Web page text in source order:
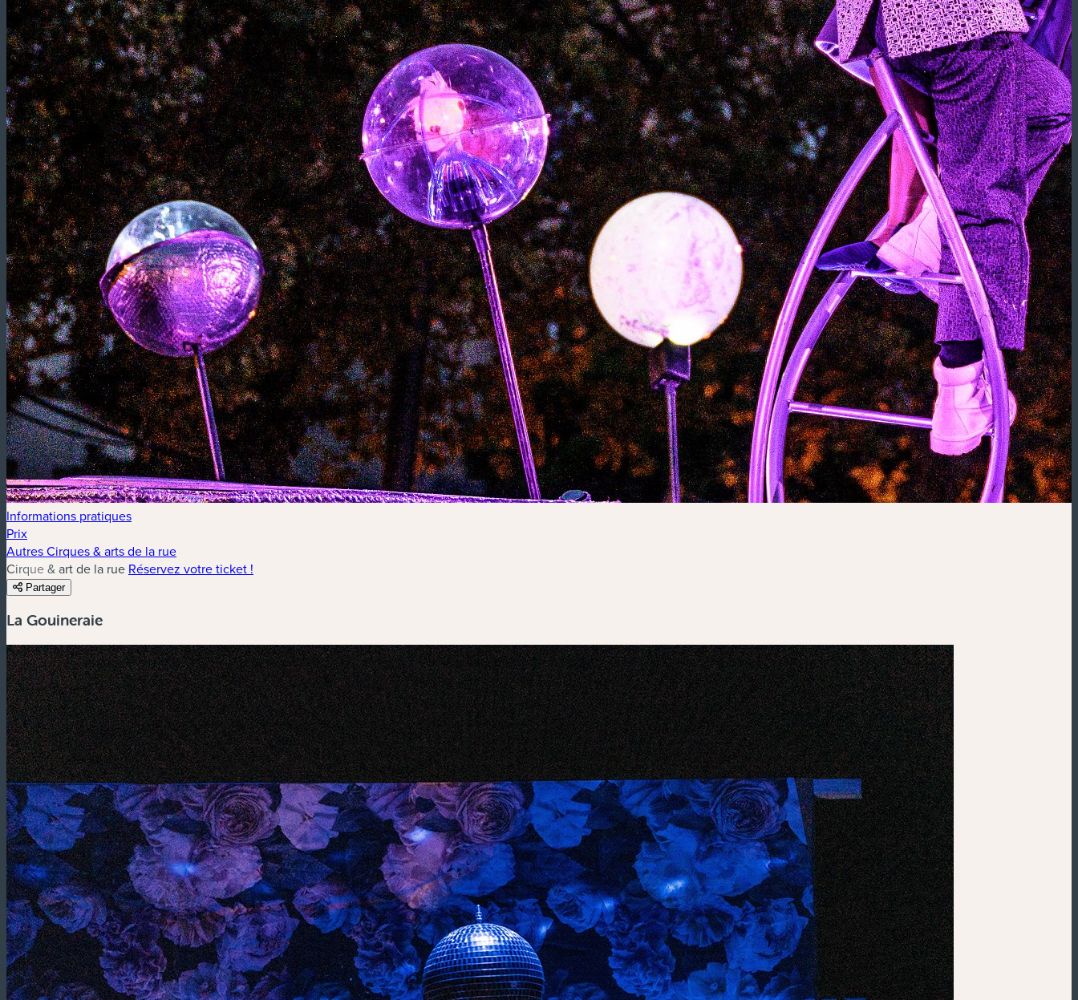
Informations pratiques
Prix
Autres Cirques & arts de la rue
Cirque & art de la rue Réservez votre ticket !
Partager
La Gouineraie